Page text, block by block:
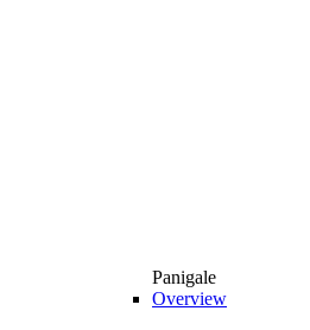
Panigale
Overview